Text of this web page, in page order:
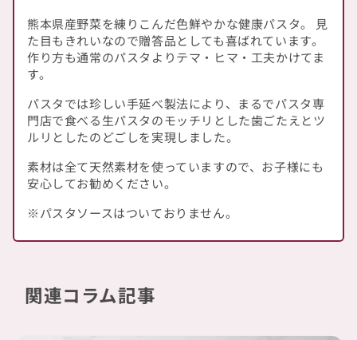
熊本県産野菜を練りこんだ色鮮やかな健康パスタ。 見
た目もきれいなので贈答品としても喜ばれています。
作り方も通常のパスタよりテマ・ヒマ・工夫かけてま
す。
パスタでは珍しい手延べ製法により、まるでパスタ専
門店で食べる生パスタのモッチリとした歯ごたえとツ
ルリとしたのどごしを実現しました。
素材は全て天然素材を使っていますので、お子様にも
安心してお勧めください。
※パスタソースはついておりません。
関連コラム記事